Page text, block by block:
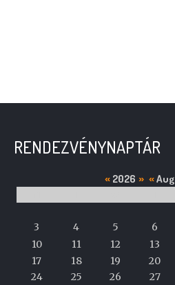
RENDEZVÉNYNAPTÁR
calendar
events
« 2026 » « Aug
3
4 5 6
10
11 12 13
17
18 19 20
24
25 26 27